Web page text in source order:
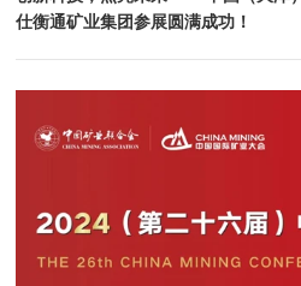
仕衡通矿业集团参展圆满成功！